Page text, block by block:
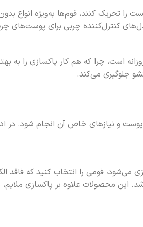
تحریک کنند، فوم‌ها به‌ویژه انواع
کنترل‌کننده چربی برای پوست‌های
است، چرا که هم کار پاکسازی را
جلوگیری می‌کند.
و نیازهای خاص آن انجام شود. در
فومی را انتخاب کنید که فاقد
باشد. این محصولات علاوه بر پاکسازی